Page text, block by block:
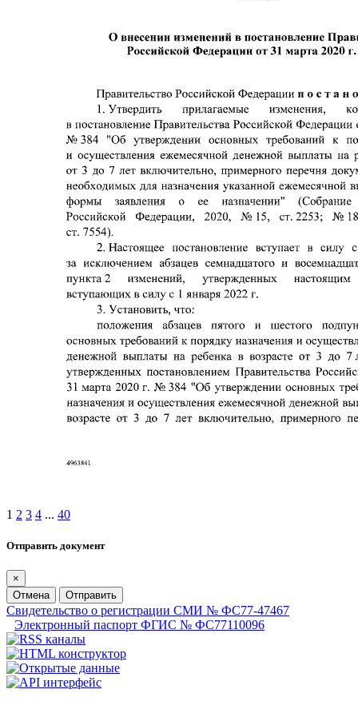
1 2 3 4 ... 40
Отправить документ
×
Отмена
Отправить
Свидетельство о регистрации СМИ № ФС77-47467
Электронный паспорт ФГИС № ФС77110096